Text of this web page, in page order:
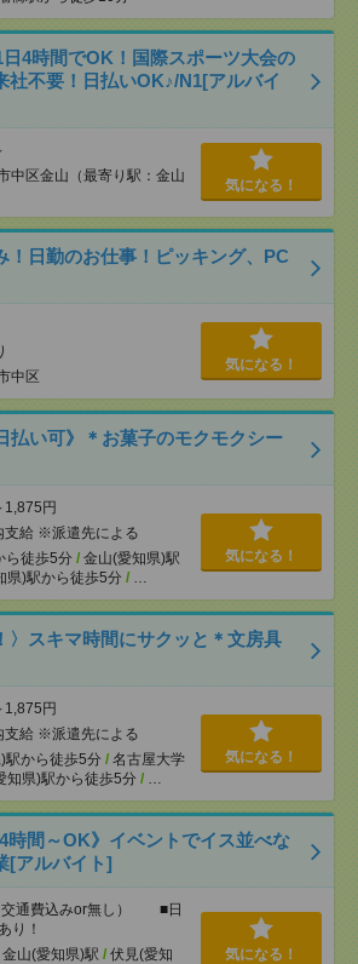
4時間でOK！国際スポーツ大会の
不要！日払いOK♪/N1[アルバイ
中区金山（最寄り駅：金山
気になる！
！日勤のお仕事！ピッキング、PC
中区
気になる！
払い可》＊お菓子のモクモクシー
1,875円
支給 ※派遣先による
ら徒歩5分 / 金山(愛知県)駅
県)駅から徒歩5分 / …
気になる！
〉スキマ時間にサクッと＊文房具
1,875円
支給 ※派遣先による
駅から徒歩5分 / 名古屋大学
知県)駅から徒歩5分 / …
気になる！
4時間～OK》イベントでイス並べな
[アルバイト]
交通費込みor無し） ■日
り！
金山(愛知県)駅 / 伏見(愛知
気になる！